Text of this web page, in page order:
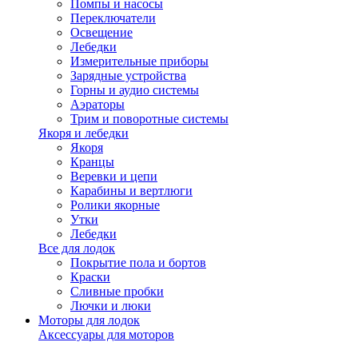
Помпы и насосы
Переключатели
Освещение
Лебедки
Измерительные приборы
Зарядные устройства
Горны и аудио системы
Аэраторы
Трим и поворотные системы
Якоря и лебедки
Якоря
Кранцы
Веревки и цепи
Карабины и вертлюги
Ролики якорные
Утки
Лебедки
Все для лодок
Покрытие пола и бортов
Краски
Сливные пробки
Лючки и люки
Моторы для лодок
Аксессуары для моторов